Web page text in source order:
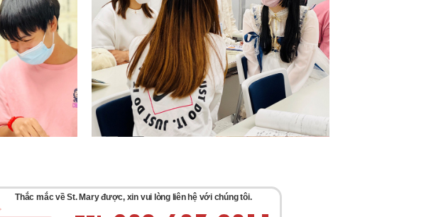
Thắc mắc về St. Mary được, xin vui lòng liên hệ với chúng tôi.